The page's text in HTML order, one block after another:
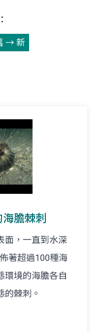
→ 新
膽棘刺
面，一直到水深
著超過100種海
環境的海膽各自
的棘刺。